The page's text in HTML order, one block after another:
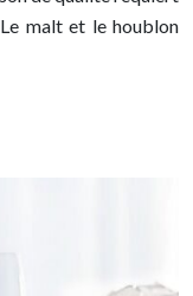
malt et le houblon